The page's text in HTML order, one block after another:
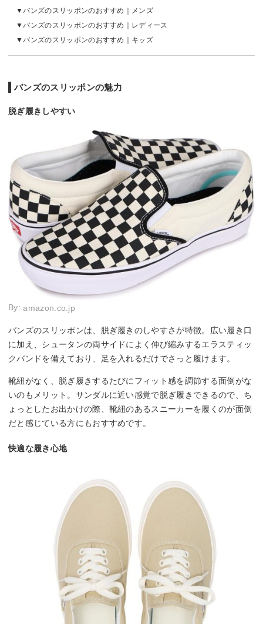
バンズのスリッポンのおすすめ｜メンズ
バンズのスリッポンのおすすめ｜レディース
バンズのスリッポンのおすすめ｜キッズ
バンズのスリッポンの魅力
脱ぎ履きしやすい
By:amazon.co.jp
バンズのスリッポンは、脱ぎ履きのしやすさが特徴。広い履き口
に加え、シュータンの両サイドによく伸び縮みするエラスティッ
クバンドを備えており、足を入れるだけでさっと履けます。
靴紐がなく、脱ぎ履きするたびにフィット感を調節する面倒がな
いのもメリット。サンダルに近い感覚で脱ぎ履きできるので、ち
ょっとしたお出かけの際、靴紐のあるスニーカーを履くのが面倒
だと感じている方にもおすすめです。
快適な履き心地